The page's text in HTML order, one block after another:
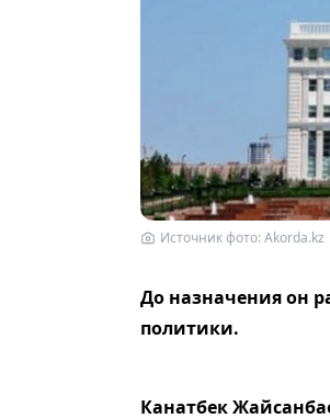
Источник фото: Akorda.kz
До назначения он
политики.
Канатбек